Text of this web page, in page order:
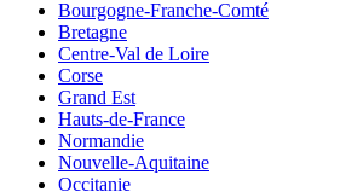
Bourgogne-Franche-Comté
Bretagne
Centre-Val de Loire
Corse
Grand Est
Hauts-de-France
Normandie
Nouvelle-Aquitaine
Occitanie